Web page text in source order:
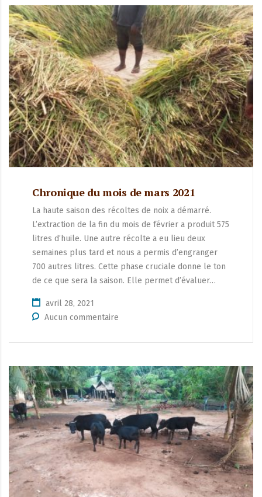
Chronique du mois de mars 2021
La haute saison des récoltes de noix a démarré.
L’extraction de la fin du mois de février a produit 575
litres d’huile. Une autre récolte a eu lieu deux
semaines plus tard et nous a permis d’engranger
700 autres litres. Cette phase cruciale donne le ton
de ce que sera la saison. Elle permet d’évaluer…
avril 28, 2021
Aucun commentaire